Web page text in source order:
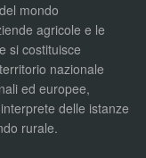
mondo
agricole e le
si costituisce
nazionale
ed europee,
delle istanze
rurale.